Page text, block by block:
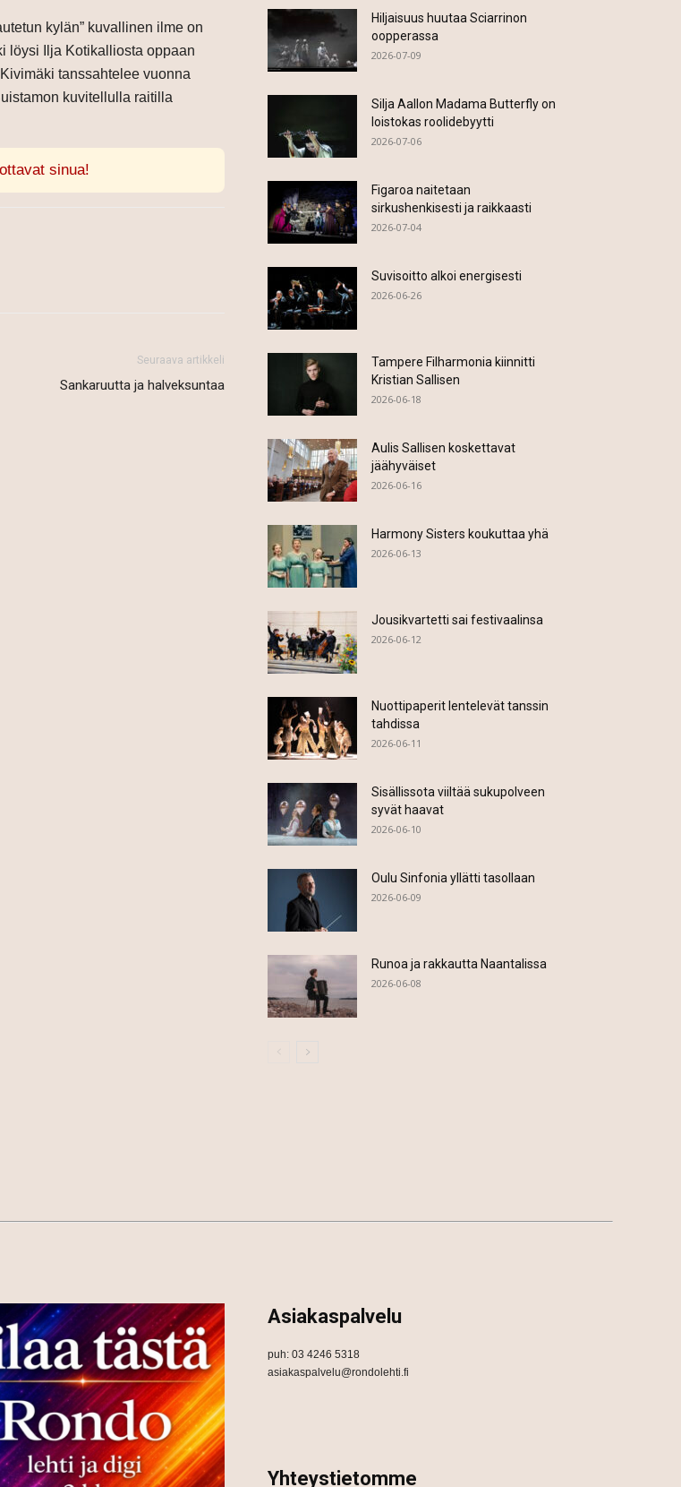
kylän” kuvallinen ilme on
löysi Ilja Kotikalliosta oppaan
tanssahtelee vuonna
kuvitellulla raitilla
sinua!
Seuraava artikkeli
Sankaruutta ja halveksuntaa
Hiljaisuus huutaa Sciarrinon
oopperassa
2026-07-09
Silja Aallon Madama Butterfly on
loistokas roolidebyytti
2026-07-06
Figaroa naitetaan
sirkushenkisesti ja raikkaasti
2026-07-04
Suvisoitto alkoi energisesti
2026-06-26
Tampere Filharmonia kiinnitti
Kristian Sallisen
2026-06-18
Aulis Sallisen koskettavat
jäähyväiset
2026-06-16
Harmony Sisters koukuttaa yhä
2026-06-13
Jousikvartetti sai festivaalinsa
2026-06-12
Nuottipaperit lentelevät tanssin
tahdissa
2026-06-11
Sisällissota viiltää sukupolveen
syvät haavat
2026-06-10
Oulu Sinfonia yllätti tasollaan
2026-06-09
Runoa ja rakkautta Naantalissa
2026-06-08
Asiakaspalvelu
puh: 03 4246 5318
asiakaspalvelu@rondolehti.fi
Yhteystietomme